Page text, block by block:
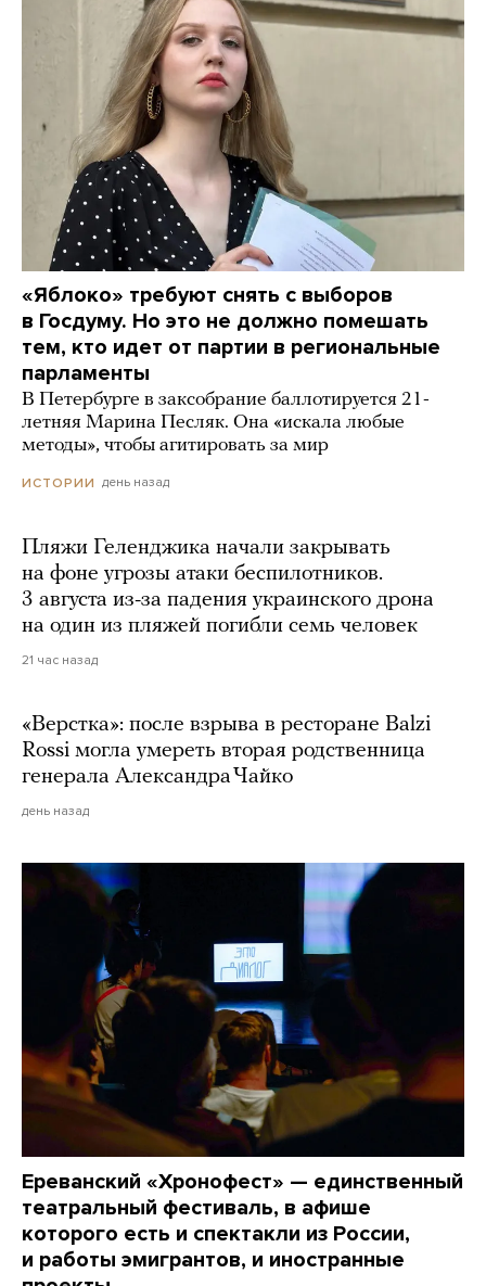
«Яблоко» требуют снять с выборов
в Госдуму. Но это не должно помешать
тем, кто идет от партии в региональные
парламенты
В Петербурге в заксобрание баллотируется 21-
летняя Марина Песляк. Она «искала любые
методы», чтобы агитировать за мир
ИСТОРИИ день назад
Пляжи Геленджика начали закрывать
на фоне угрозы атаки беспилотников.
3 августа из-за падения украинского дрона
на один из пляжей погибли семь человек
21 час назад
«Верстка»: после взрыва в ресторане Balzi
Rossi могла умереть вторая родственница
генерала Александра Чайко
день назад
Ереванский «Хронофест» — единственный
театральный фестиваль, в афише
которого есть и спектакли из России,
и работы эмигрантов, и иностранные